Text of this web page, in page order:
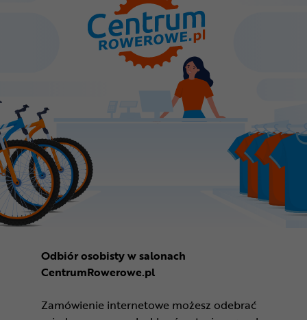
Odbiór osobisty w salonach
CentrumRowerowe.pl
Zamówienie internetowe możesz odebrać